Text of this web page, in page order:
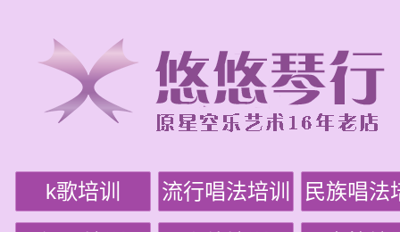
k歌培训 流行唱法培训 民族唱法